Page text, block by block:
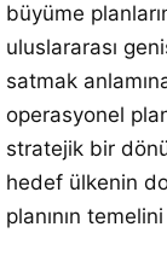
büyüme
uluslararası
satmak
operasyonel
stratejik bir
hedef ülkenin
planının